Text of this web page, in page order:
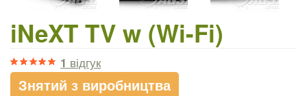
iNeXT TV w (Wi-Fi)
1 відгук
Знятий з виробництва